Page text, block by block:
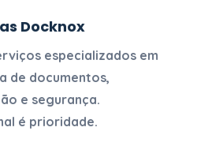
Docknox
especializados em
de documentos,
e segurança.
é prioridade.